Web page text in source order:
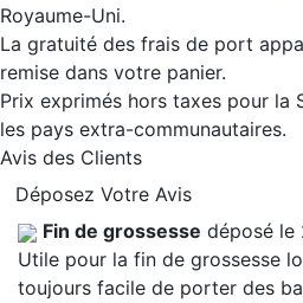
Royaume-Uni.
La gratuité des frais de port
remise dans votre panier.
Prix exprimés hors taxes pour la
les pays extra-communautaires.
Avis des Clients
Déposez Votre Avis
Fin de grossesse déposé
Utile pour la fin de grossesse
toujours facile de porter des